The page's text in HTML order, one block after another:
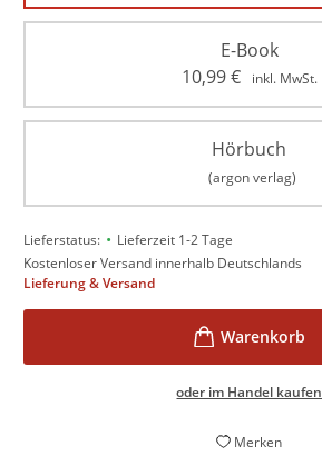
E-Book
10,99€ inkl. MwSt.
Hörbuch
(argon verlag)
Lieferstatus: • Lieferzeit 1-2 Tage
Kostenloser Versand innerhalb Deutschlands
Lieferung & Versand
oder im Handel kaufen
Merken